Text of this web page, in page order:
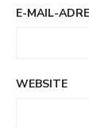
E-MAIL-
WEBSITE